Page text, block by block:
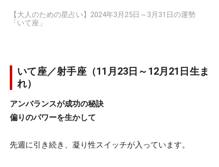
【大人のための星占い】2024年3月25日～3月31日の運勢
「いて座」
いて座／射手座（11月23日～12月21日生ま
れ）
アンバランスが成功の秘訣
偏りのパワーを生かして
先週に引き続き、凝り性スイッチが入っています。